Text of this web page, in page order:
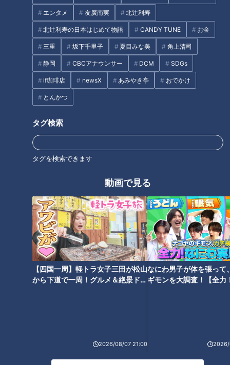
エンタメ 友廣南実 北辻利寿
北辻利寿の日本はじめて物語 CANDY TUNE お金
三重 坂下千里子 夏目みな美 角上清司
静岡 CBCアナウンサー DCM SDGs
if珈琲店 newsX あみやき亭 おでかけ
とんかつ
タグ検索
タグを検索できます
動画で見る
【四国一周】軽トラ女子三田が松山
から下道で一周！グルメ＆絶景ドラ
2026/08/07 21:00
なにわ男子が体を張って
ギモンを大調査！【全力
2026/
『ゆっ子とおっちゃん』谷村美
月（スジナシ）
名張市でリアルな地震体験 自宅
で街で身を守る防災意識
タグ
おでかけ よしお兄さん 三重
名張市「赤目滝水族館」の展示
がユニークすぎる
る！？ 稚魚を人の手で守る「栽
培漁業」 三重県「尾鷲栽培漁業
センター」の現場に密着！